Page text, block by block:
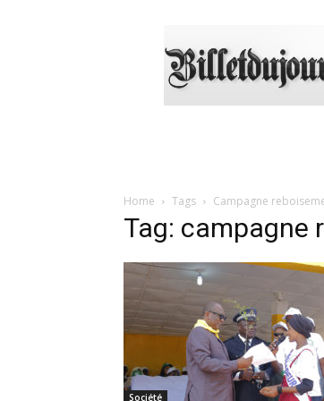
Home Tags Campagne
Tag: campagne
Société